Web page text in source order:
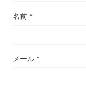
名前 *
メール *